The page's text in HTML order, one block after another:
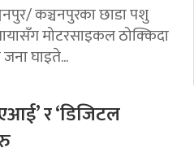
कञ्चनपुरका छाडा पशु
मोटरसाइकल ठोक्किदा
घाइते...
र ‘डिजिटल